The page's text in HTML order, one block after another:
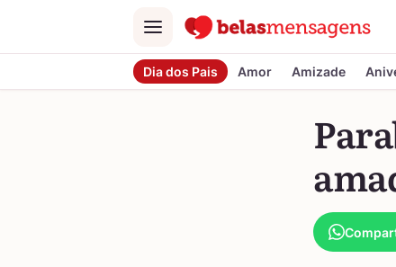
Menu
Dia dos Pais Amor Amizade